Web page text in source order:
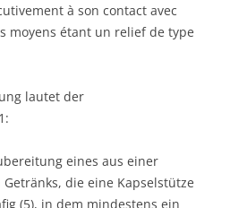
à son contact avec
moyens étant un relief de type
lautet der
eines aus einer
die eine Kapselstütze
(5), in dem mindestens ein